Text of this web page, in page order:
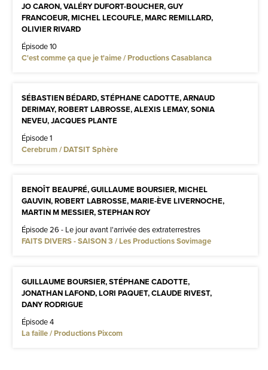
JO CARON, VALÉRY DUFORT-BOUCHER, GUY
FRANCOEUR, MICHEL LECOUFLE, MARC REMILLARD,
OLIVIER RIVARD
Épisode 10
C'est comme ça que je t'aime / Productions Casablanca
SÉBASTIEN BÉDARD, STÉPHANE CADOTTE, ARNAUD
DERIMAY, ROBERT LABROSSE, ALEXIS LEMAY, SONIA
NEVEU, JACQUES PLANTE
Épisode 1
Cerebrum / DATSIT Sphère
BENOÎT BEAUPRÉ, GUILLAUME BOURSIER, MICHEL
GAUVIN, ROBERT LABROSSE, MARIE-ÈVE LIVERNOCHE,
MARTIN M MESSIER, STEPHAN ROY
Épisode 26 - Le jour avant l'arrivée des extraterrestres
FAITS DIVERS - SAISON 3 / Les Productions Sovimage
GUILLAUME BOURSIER, STÉPHANE CADOTTE,
JONATHAN LAFOND, LORI PAQUET, CLAUDE RIVEST,
DANY RODRIGUE
Épisode 4
La faille / Productions Pixcom